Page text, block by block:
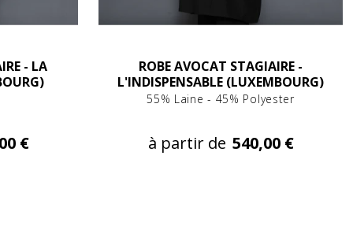
- LA
€
ROBE AVOCAT STAGIAIRE -
L'INDISPENSABLE (LUXEMBOURG)
55% Laine - 45% Polyester
à partir de 540,00 €